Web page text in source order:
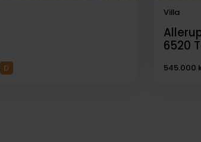
Villa
6520
545.000